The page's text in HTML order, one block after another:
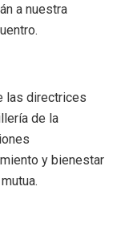
a nuestra
las directrices
de la
y bienestar